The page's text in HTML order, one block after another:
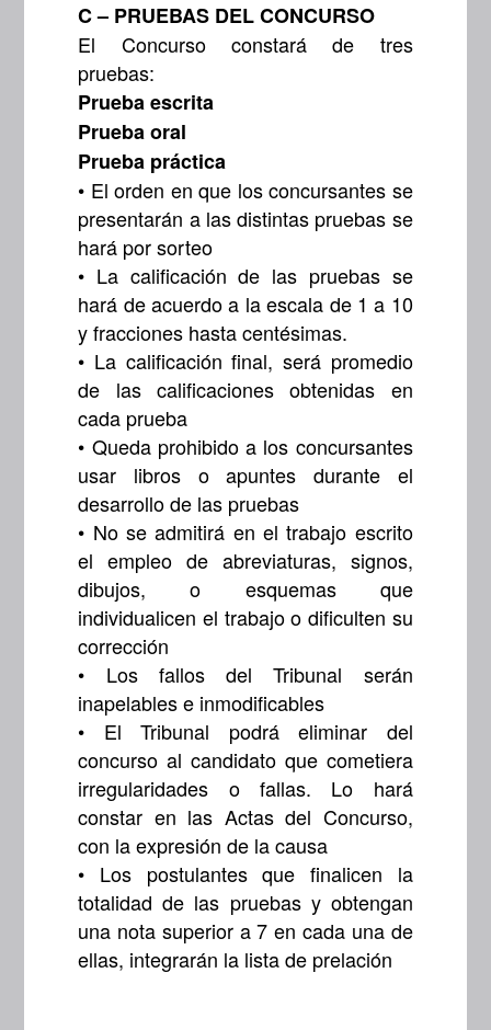
C – PRUEBAS DEL CONCURSO
El Concurso constará de tres
pruebas:
Prueba escrita
Prueba oral
Prueba práctica
• El orden en que los concursantes se
presentarán a las distintas pruebas se
hará por sorteo
• La calificación de las pruebas se
hará de acuerdo a la escala de 1 a 10
y fracciones hasta centésimas.
• La calificación final, será promedio
de las calificaciones obtenidas en
cada prueba
• Queda prohibido a los concursantes
usar libros o apuntes durante el
desarrollo de las pruebas
• No se admitirá en el trabajo escrito
el empleo de abreviaturas, signos,
dibujos, o esquemas que
individualicen el trabajo o dificulten su
corrección
• Los fallos del Tribunal serán
inapelables e inmodificables
• El Tribunal podrá eliminar del
concurso al candidato que cometiera
irregularidades o fallas. Lo hará
constar en las Actas del Concurso,
con la expresión de la causa
• Los postulantes que finalicen la
totalidad de las pruebas y obtengan
una nota superior a 7 en cada una de
ellas, integrarán la lista de prelación